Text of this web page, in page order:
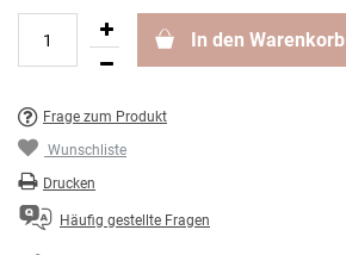
In den Warenkorb
Frage zum Produkt
Wunschliste
Drucken
Häufig gestellte Fragen